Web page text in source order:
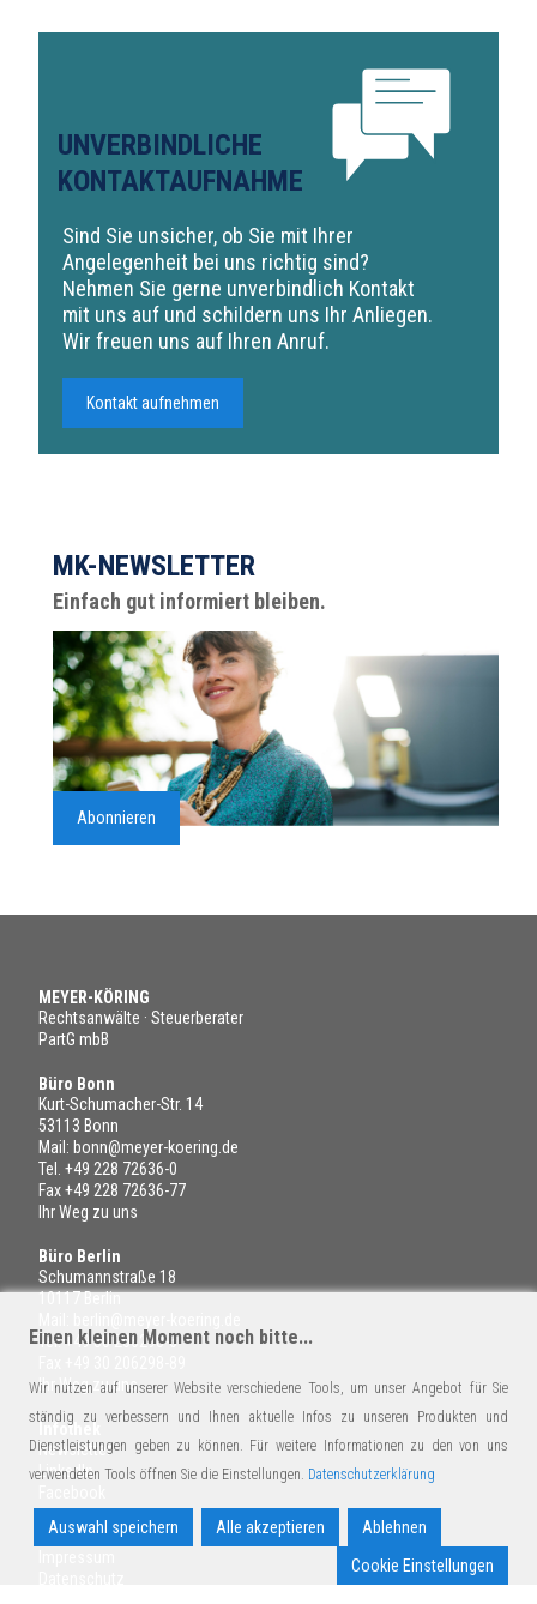
UNVERBINDLICHE
KONTAKTAUFNAHME
Sind Sie unsicher, ob Sie mit Ihrer
Angelegenheit bei uns richtig sind?
Nehmen Sie gerne unverbindlich Kontakt
mit uns auf und schildern uns Ihr Anliegen.
Wir freuen uns auf Ihren Anruf.
Kontakt aufnehmen
MK-NEWSLETTER
Einfach gut informiert bleiben.
Abonnieren
MEYER-KÖRING
Rechtsanwälte · Steuerberater
PartG mbB
Büro Bonn
Kurt-Schumacher-Str. 14
53113 Bonn
Mail: bonn@meyer-koering.de
Tel. +49 228 72636-0
Fax +49 228 72636-77
Ihr Weg zu uns
Büro Berlin
Schumannstraße 18
10117 Berlin
Tel.+49 30 206298-6
Ihr Weg zu uns
Infothek
Newsletter
LinkedIn
Rechtliches
Einen kleinen Moment noch bitte...
Wir nutzen auf unserer Website verschiedene Tools, um unser Angebot für Sie
ständig zu verbessern und Ihnen aktuelle Infos zu unseren Produkten und
Dienstleistungen geben zu können. Für weitere Informationen zu den von uns
verwendeten Tools öffnen Sie die Einstellungen. Datenschutzerklärung
Auswahl speichern Alle akzeptieren
Ablehnen
Cookie Einstellungen